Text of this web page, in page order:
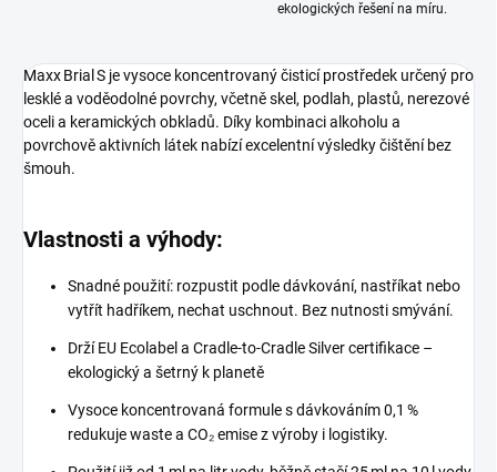
ekologických řešení na míru.
Maxx Brial S je vysoce koncentrovaný čisticí prostředek určený pro
lesklé a voděodolné povrchy, včetně skel, podlah, plastů, nerezové
oceli a keramických obkladů. Díky kombinaci alkoholu a
povrchově aktivních látek nabízí excelentní výsledky čištění bez
šmouh.
Vlastnosti a výhody:
Snadné použití: rozpustit podle dávkování, nastříkat nebo
vytřít hadříkem, nechat uschnout. Bez nutnosti smývání.
Drží EU Ecolabel a Cradle‑to‑Cradle Silver certifikace –
ekologický a šetrný k planetě
Vysoce koncentrovaná formule s dávkováním 0,1 %
redukuje waste a CO₂ emise z výroby i logistiky.